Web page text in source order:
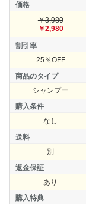
価格
割引率
割引率
商品のタイプ
商品のタイプ
購入条件
購入条件
送料
返金保証
返金保証
購入特典
￥3,980
￥2,980
25％OFF
シャンプー
なし
別
あり